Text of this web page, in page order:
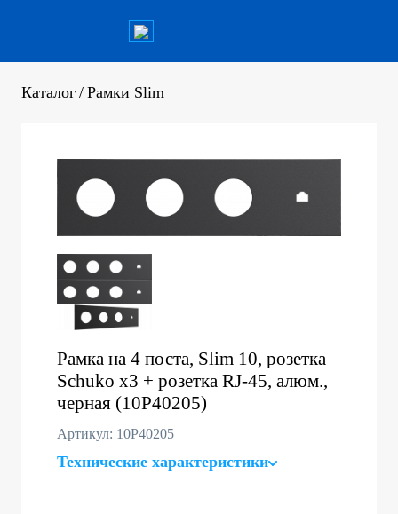
Каталог / Рамки Slim
Рамка на 4 поста, Slim 10, розетка
Schuko x3 + розетка RJ-45, алюм.,
черная (10P40205)
Артикул: 10P40205
Технические характеристики